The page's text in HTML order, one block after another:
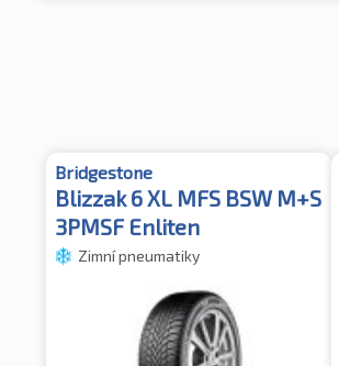
Bridgestone
Blizzak 6 XL MFS BSW M+S
3PMSF Enliten
Zimní pneumatiky